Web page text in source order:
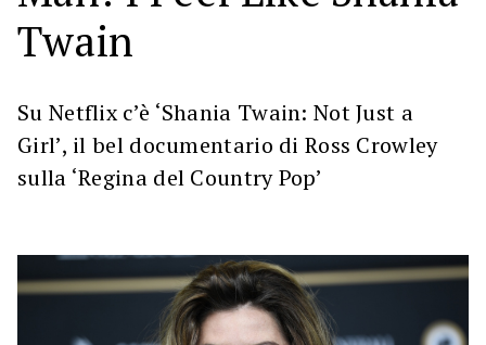
Twain
Su Netflix c’è ‘Shania Twain: Not Just a
Girl’, il bel documentario di Ross Crowley
sulla ‘Regina del Country Pop’